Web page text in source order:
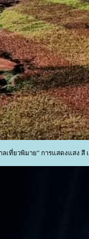
ลเที่ยวพิมาย” การแสดงแสง สี